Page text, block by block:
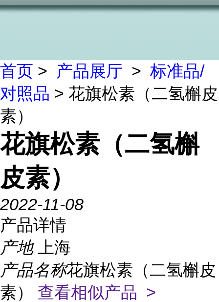
首页 > 产品展厅 > 标准品/
对照品 > 花旗松素（二氢槲皮
素）
花旗松素（二氢槲
皮素）
2022-11-08
产品详情
产地
上海
产品名称花旗松素（二氢槲皮
素） 查看相似产品 >